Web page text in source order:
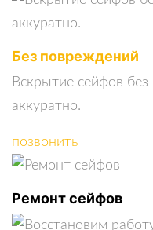
Без повреждений
Вскрытие сейфов
аккуратно.
позвонить
Ремонт сейфов